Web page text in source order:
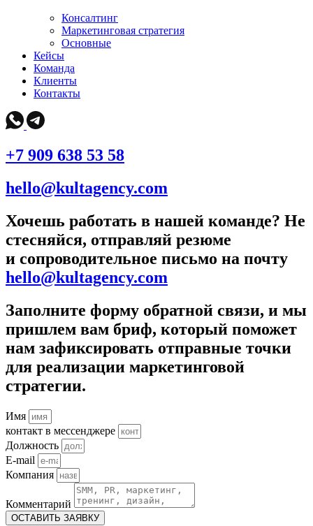
Консалтинг
Маркетинговая стратегия
Основные
Кейсы
Команда
Клиенты
Контакты
+7 909 638 53 58
hello@kultagency.com
Хочешь работать в нашей команде? Не
стесняйся, отправляй резюме
и сопроводительное письмо на почту
hello@kultagency.com
Заполните форму обратной связи, и мы
пришлем вам бриф, который поможет
нам зафиксировать отправные точки
для реализации маркетинговой
стратегии.
Имя
контакт в мессенджере
Должность
E-mail
Компания
Комментарий
ОСТАВИТЬ ЗАЯВКУ